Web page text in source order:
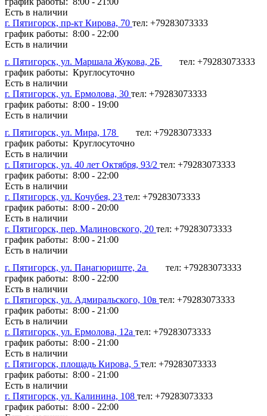
Есть в наличии
г. Пятигорск, пр-кт Кирова, 70 тел: +79283073333
график работы: 8:00 - 22:00
Есть в наличии
г. Пятигорск, ул. Маршала Жукова, 2Б
тел: +79283073333
график работы: Круглосуточно
Есть в наличии
г. Пятигорск, ул. Ермолова, 30 тел: +79283073333
график работы: 8:00 - 19:00
Есть в наличии
г. Пятигорск, ул. Мира, 178
тел: +79283073333
график работы: Круглосуточно
Есть в наличии
г. Пятигорск, ул. 40 лет Октября, 93/2 тел: +79283073333
график работы: 8:00 - 22:00
Есть в наличии
г. Пятигорск, ул. Кочубея, 23 тел: +79283073333
график работы: 8:00 - 20:00
Есть в наличии
г. Пятигорск, пер. Малиновского, 20 тел: +79283073333
график работы: 8:00 - 21:00
Есть в наличии
г. Пятигорск, ул. Панагюриште, 2а
тел: +79283073333
график работы: 8:00 - 22:00
Есть в наличии
г. Пятигорск, ул. Адмиральского, 10в тел: +79283073333
график работы: 8:00 - 21:00
Есть в наличии
г. Пятигорск, ул. Ермолова, 12а тел: +79283073333
график работы: 8:00 - 21:00
Есть в наличии
г. Пятигорск, площадь Кирова, 5 тел: +79283073333
график работы: 8:00 - 21:00
Есть в наличии
г. Пятигорск, ул. Калинина, 108 тел: +79283073333
график работы: 8:00 - 22:00